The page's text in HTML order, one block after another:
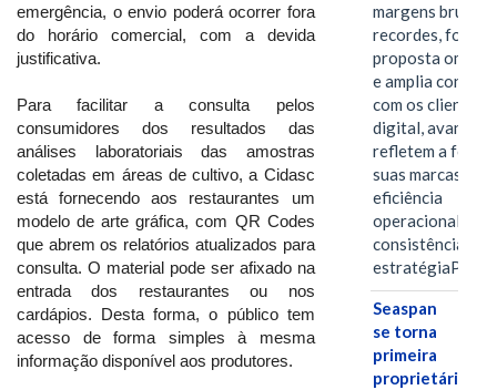
emergência, o envio poderá ocorrer fora
do horário comercial, com a devida
justificativa.
Para facilitar a consulta pelos
consumidores dos resultados das
análises laboratoriais das amostras
coletadas em áreas de cultivo, a Cidasc
está fornecendo aos restaurantes um
modelo de arte gráfica, com QR Codes
que abrem os relatórios atualizados para
consulta. O material pode ser afixado na
entrada dos restaurantes ou nos
cardápios. Desta forma, o público tem
acesso de forma simples à mesma
informação disponível aos produtores.
margens brutas
recordes,
proposta
e amplia
com os clientes
digital, avanços
refletem a força
suas marcas, a
eficiência
operacional e a
consistência de
Seaspan
se torna
primeira
proprietária